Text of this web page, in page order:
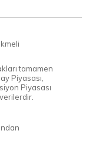
tamamen
Piyasası,
Piyasası